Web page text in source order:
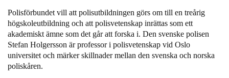
Polisförbundet vill att polisutbildningen görs om till en treårig
högskoleutbildning och att polisvetenskap inrättas som ett
akademiskt ämne som det går att forska i. Den svenske polisen
Stefan Holgersson är professor i polisvetenskap vid Oslo
universitet och märker skillnader mellan den svenska och norska
poliskåren.